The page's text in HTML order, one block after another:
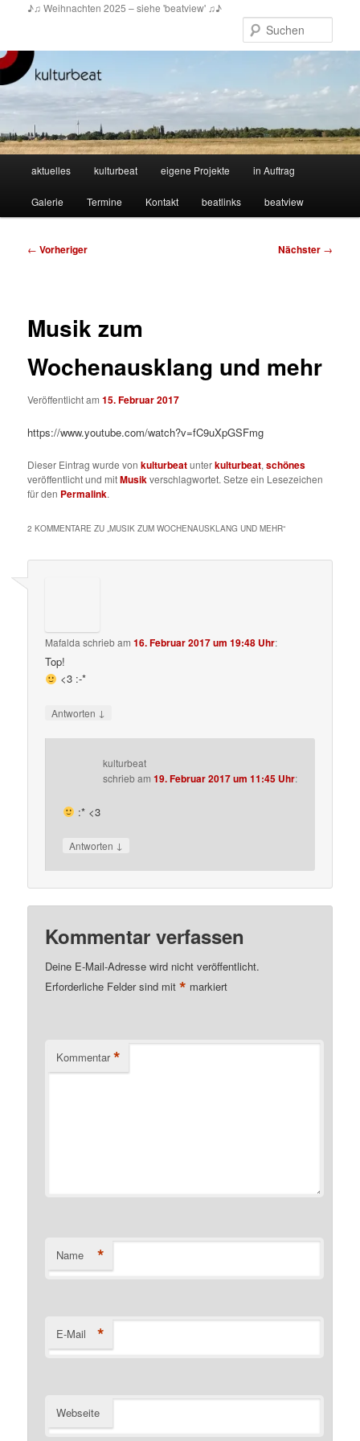
springen
♪♫ Weihnachten 2025 – siehe 'beatview' ♫♪
aktuelles kulturbeat eigene Projekte in Auftrag
Galerie Termine Kontakt beatlinks beatview
Beitragsnavigation
← Vorheriger Nächster →
Musik zum
Wochenausklang und mehr
Veröffentlicht am15. Februar 2017
https://www.youtube.com/watch?v=fC9uXpGSFmg
Dieser Eintrag wurde vonkulturbeatunterkulturbeat,schönes
veröffentlicht und mitMusikverschlagwortet. Setze ein Lesezeichen
für den Permalink.
2 KOMMENTARE ZU „MUSIK ZUM WOCHENAUSKLANG UND MEHR“
Mafaldaschriebam16. Februar 2017 um 19:48 Uhr:
Top!
<3 :-*
Antworten ↓
kulturbeat
schriebam19. Februar 2017 um 11:45 Uhr:
:* <3
Antworten ↓
Kommentar verfassen
Deine E-Mail-Adresse wird nicht veröffentlicht.
Erforderliche Felder sind mit* markiert
Kommentar *
Name *
E-Mail *
Webseite